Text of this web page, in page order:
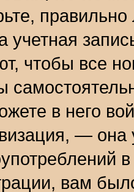
чтобы все
в него
—
вам